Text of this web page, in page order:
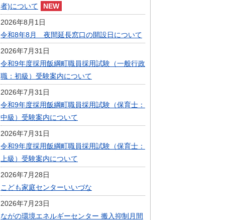
者)について
2026年8月1日
令和8年8月 夜間延長窓口の開設日について
2026年7月31日
令和9年度採用飯綱町職員採用試験（一般行政
職：初級）受験案内について
2026年7月31日
令和9年度採用飯綱町職員採用試験（保育士：
中級）受験案内について
2026年7月31日
令和9年度採用飯綱町職員採用試験（保育士：
上級）受験案内について
2026年7月28日
こども家庭センターいいづな
2026年7月23日
ながの環境エネルギーセンター 搬入抑制月間